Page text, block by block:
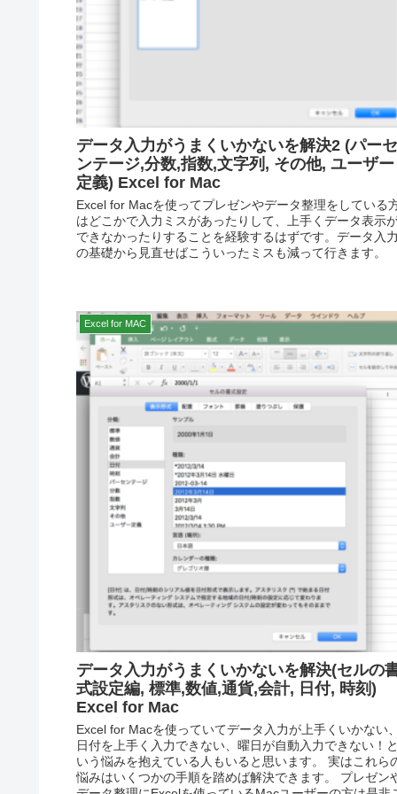
データ入力がうまくいかないを解決2 (パーセ
ンテージ,分数,指数,文字列, その他, ユーザー
定義) Excel for Mac
Excel for Macを使ってプレゼンやデータ整理をしている
はどこかで入力ミスがあったりして、上手くデータ表示
できなかったりすることを経験するはずです。データ入力
の基礎から見直せばこういったミスも減って行きます。
Excel for MAC
データ入力がうまくいかないを解決(セルの
式設定編, 標準,数値,通貨,会計, 日付, 時刻)
Excel for Mac
Excel for Macを使っていてデータ入力が上手くいかない、
日付を上手く入力できない、曜日が自動入力できない！と
いう悩みを抱えている人もいると思います。 実はこれら
悩みはいくつかの手順を踏めば解決できます。 プレゼン